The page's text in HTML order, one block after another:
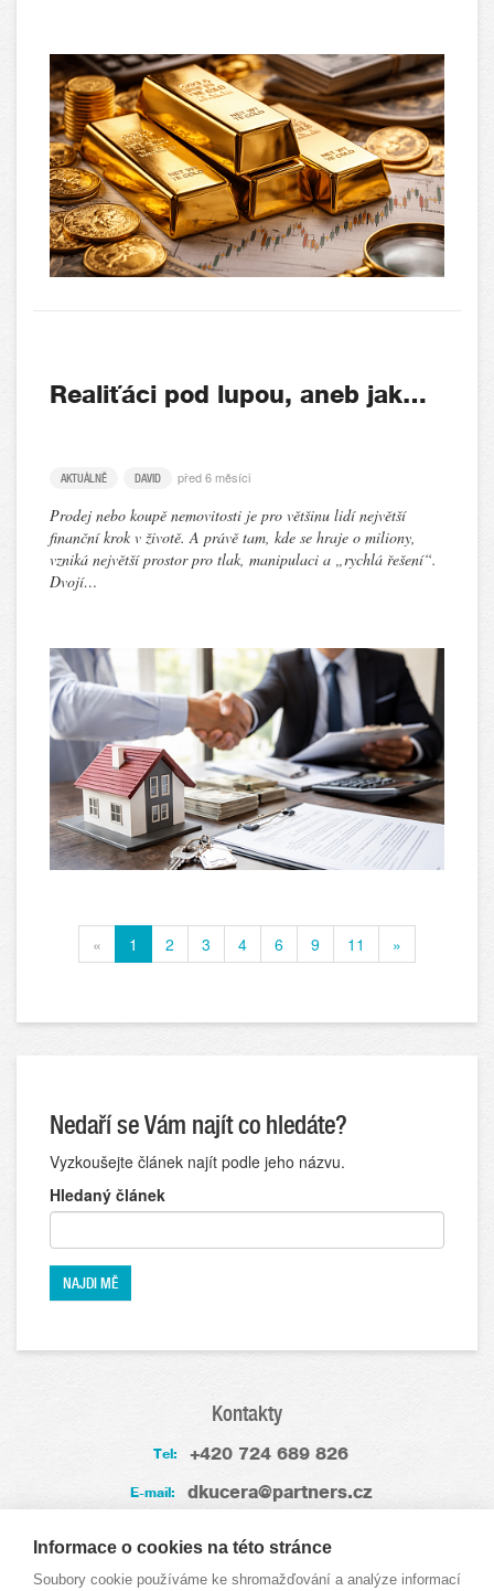
Realiťáci pod lupou, aneb jak…
AKTUÁLNĚ DAVID před 6 měsíci
Prodej nebo koupě nemovitosti je pro většinu lidí největší
finanční krok v životě. A právě tam, kde se hraje o miliony,
vzniká největší prostor pro tlak, manipulaci a „rychlá řešení“.
Dvojí…
« 1 2 3 4 6 9 11 »
Nedaří se Vám najít co hledáte?
Vyzkoušejte článek najít podle jeho názvu.
Hledaný článek
Kontakty
Tel: +420 724 689 826
E-mail: dkucera@partners.cz
Zkušenosti
Informace o cookies na této stránce
Soubory cookie používáme ke shromažďování a analýze informací